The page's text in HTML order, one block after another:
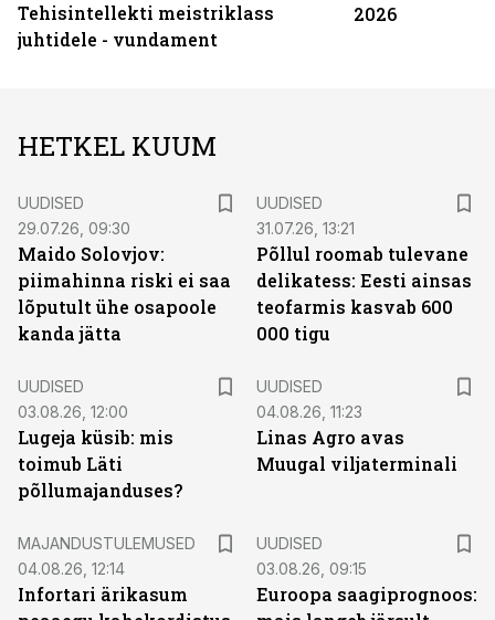
Tehisintellekti meistriklass
juhtidele - vundament
2026
HETKEL KUUM
UUDISED
29.07.26, 09:30
Maido Solovjov:
piimahinna riski ei saa
lõputult ühe osapoole
kanda jätta
UUDISED
31.07.26, 13:21
Põllul roomab tulevane
delikatess: Eesti ainsas
teofarmis kasvab 600
000 tigu
UUDISED
03.08.26, 12:00
Lugeja küsib: mis
toimub Läti
põllumajanduses?
UUDISED
04.08.26, 11:23
Linas Agro avas
Muugal viljaterminali
MAJANDUSTULEMUSED
04.08.26, 12:14
Infortari ärikasum
UUDISED
03.08.26, 09:15
Euroopa saagiprognoos: